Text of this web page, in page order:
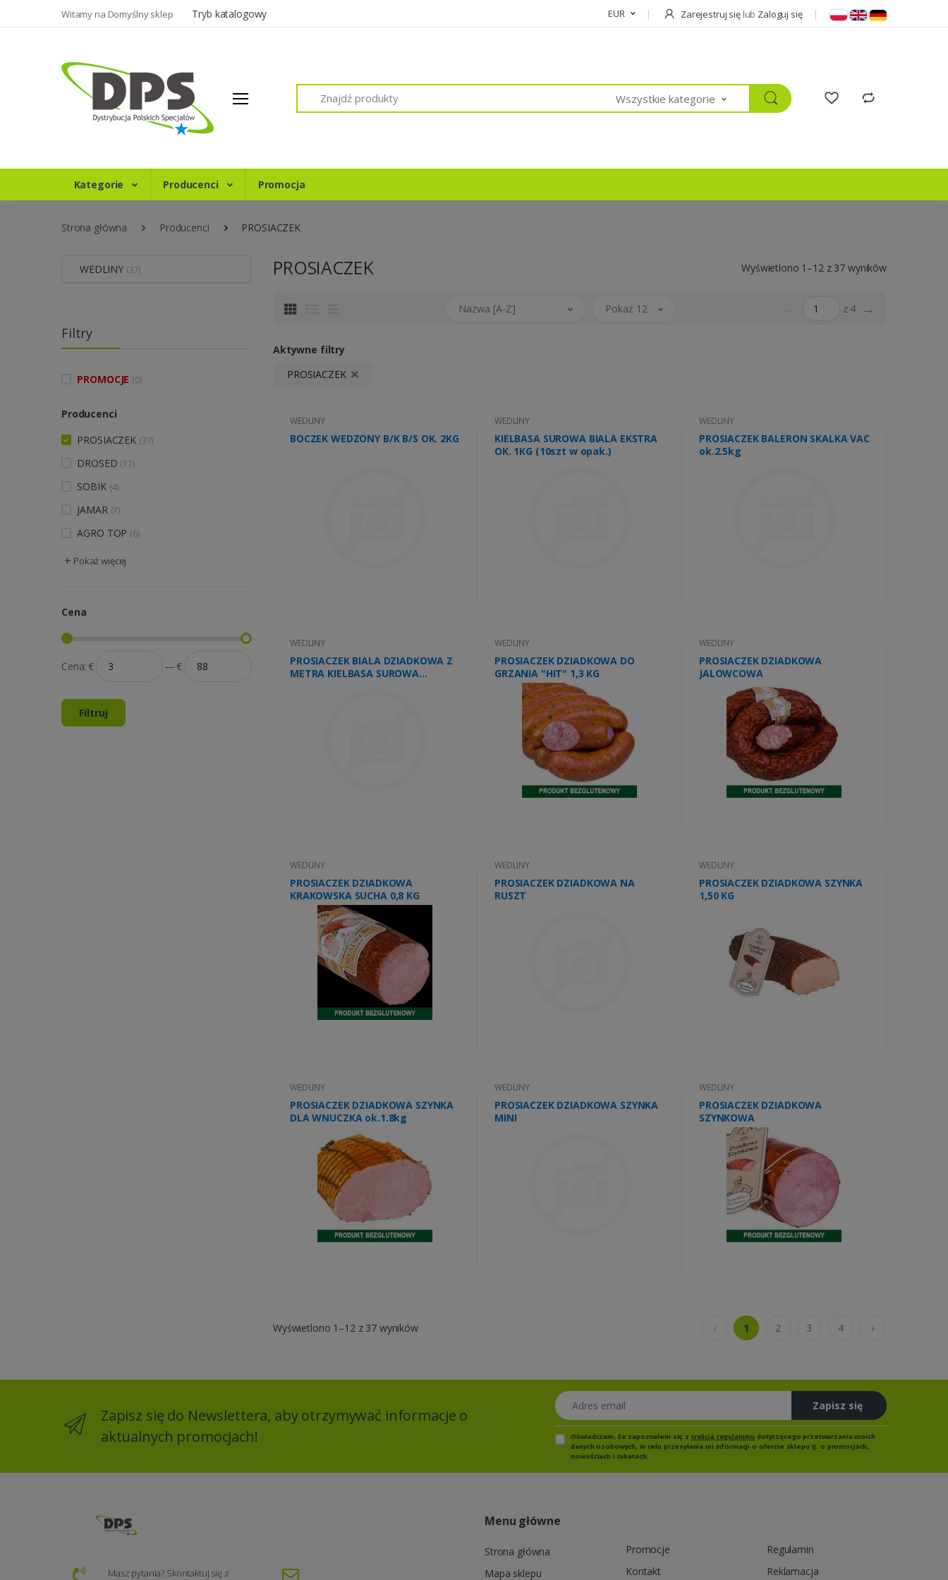
Witamy na Domyślny sklep Tryb katalogowy EUR Zarejestruj się lub Zaloguj się
Wszystkie kategorie
Kategorie Producenci Promocja
Strona główna Producenci PROSIACZEK
WEDLINY (37)
Filtry
PROMOCJE (0)
Producenci
PROSIACZEK (37)
DROSED (17)
SOBIK (4)
JAMAR (7)
AGRO TOP (6)
+ Pokaż więcej
Cena
Cena: € — €
Filtruj
PROSIACZEK Wyświetlono 1–12 z 37 wyników
Nazwa [A-Z] Pokaż 12 z 4 →
Aktywne filtry
PROSIACZEK
WEDLINY
BOCZEK WEDZONY B/K B/S OK. 2KG
WEDLINY
KIELBASA SUROWA BIALA EKSTRA
OK. 1KG (10szt w opak.)
WEDLINY
PROSIACZEK BALERON SKALKA VAC
ok.2.5kg
WEDLINY
PROSIACZEK BIALA DZIADKOWA Z
METRA KIELBASA SUROWA
WEDLINY
PROSIACZEK DZIADKOWA DO
GRZANIA "HIT" 1,3 KG
WEDLINY
PROSIACZEK DZIADKOWA
JALOWCOWA
WEDLINY
PROSIACZEK DZIADKOWA
KRAKOWSKA SUCHA 0,8 KG
WEDLINY
PROSIACZEK DZIADKOWA NA
RUSZT
WEDLINY
PROSIACZEK DZIADKOWA SZYNKA
1,50 KG
WEDLINY
PROSIACZEK DZIADKOWA SZYNKA
DLA WNUCZKA ok.1.8kg
WEDLINY
PROSIACZEK DZIADKOWA SZYNKA
MINI
WEDLINY
PROSIACZEK DZIADKOWA
SZYNKOWA
Wyświetlono 1–12 z 37 wyników ‹ 1 2 3 4 ›
Zapisz się do Newslettera, aby otrzymywać informacje o
aktualnych promocjach!
Adres email
Zapisz się
Oświadczam, że zapoznałem się z treścią regulaminu dotyczącego przetwarzania moich
danych osobowych, w celu przesyłania mi informacji o ofercie sklepu tj. o promocjach,
nowościach i rabatach.
Masz pytania? Skontaktuj się z
Menu główne
Strona główna
Mapa sklepu
Promocje
Kontakt
Regulamin
Reklamacja